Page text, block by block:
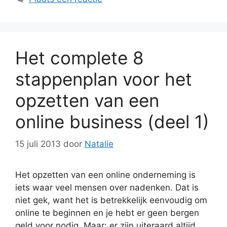
Het complete 8
stappenplan voor het
opzetten van een
online business (deel 1)
15 juli 2013 door Natalie
Het opzetten van een online onderneming is
iets waar veel mensen over nadenken. Dat is
niet gek, want het is betrekkelijk eenvoudig om
online te beginnen en je hebt er geen bergen